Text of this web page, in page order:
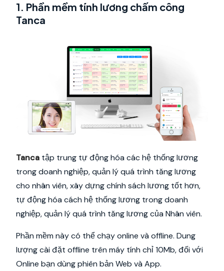
1. Phần mềm tính lương chấm công
Tanca
Tanca tập trung tự động hóa các hệ thống lương
trong doanh nghiệp, quản lý quá trình tăng lương
cho nhân viên, xây dựng chính sách lương tốt hơn,
tự động hóa cách hệ thống lương trong doanh
nghiệp, quản lý quá trình tăng lương của Nhân viên.
Phần mềm này có thể chạy online và offline. Dung
lượng cài đặt offline trên máy tính chỉ 10Mb, đối với
Online bạn dùng phiên bản Web và App.